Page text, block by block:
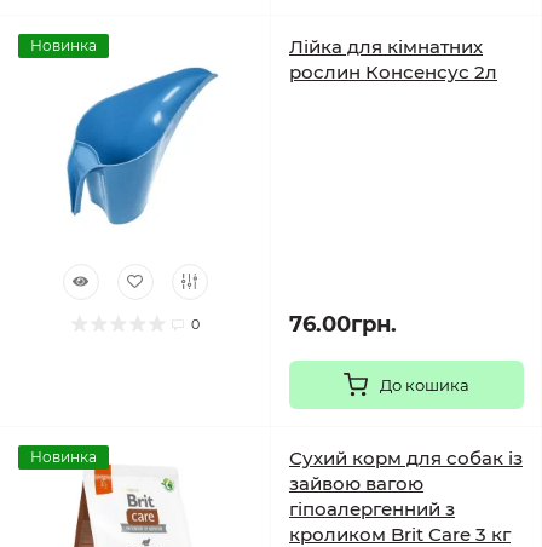
Новинка
0
Лійка для кімнатних
рослин Консенсус 2л
76.00грн.
До кошика
Новинка
Сухий корм для собак із
зайвою вагою
гіпоалергенний з
кроликом Brit Care 3 кг